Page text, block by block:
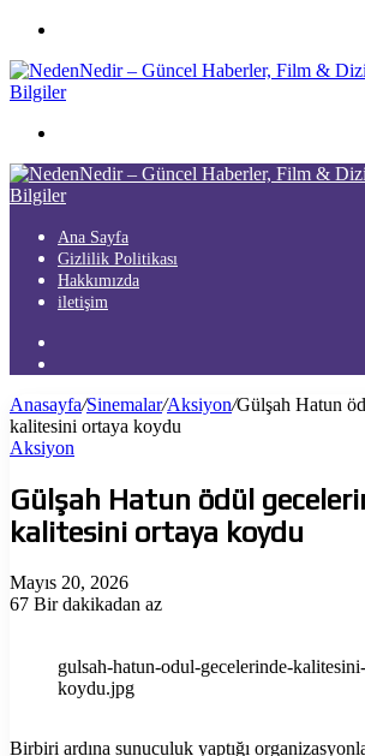
...
Ana Sayfa
Gizlilik Politikası
Hakkımızda
iletişim
...
Anasayfa/Sinemalar/Aksiyon/Gülşah Hatun
kalitesini ortaya koydu
Aksiyon
Gülşah Hatun ödül
kalitesini ortaya koydu
Mayıs 20, 2026
67 Bir dakikadan az
gulsah-hatun-odul-gecelerinde-
koydu.jpg
Birbiri ardına sunuculuk yaptığı